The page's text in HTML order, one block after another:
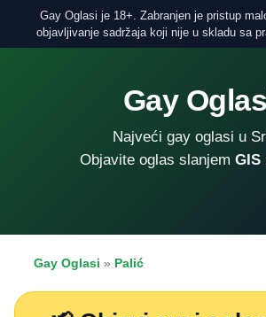
Gay Oglasi je 18+. Zabranjen je pristup
objavljivanje sadržaja koji nije u skladu sa
Gay
Najveći gay oglasi u
Objavite oglas slanjem GIS
Gay Oglasi » Palić